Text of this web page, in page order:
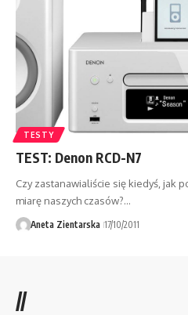
TESTY
TEST: Denon RCD-N7
Czy zastanawialiście się kiedyś, jak
miarę naszych czasów?…
Aneta Zientarska 17/10/2011
//